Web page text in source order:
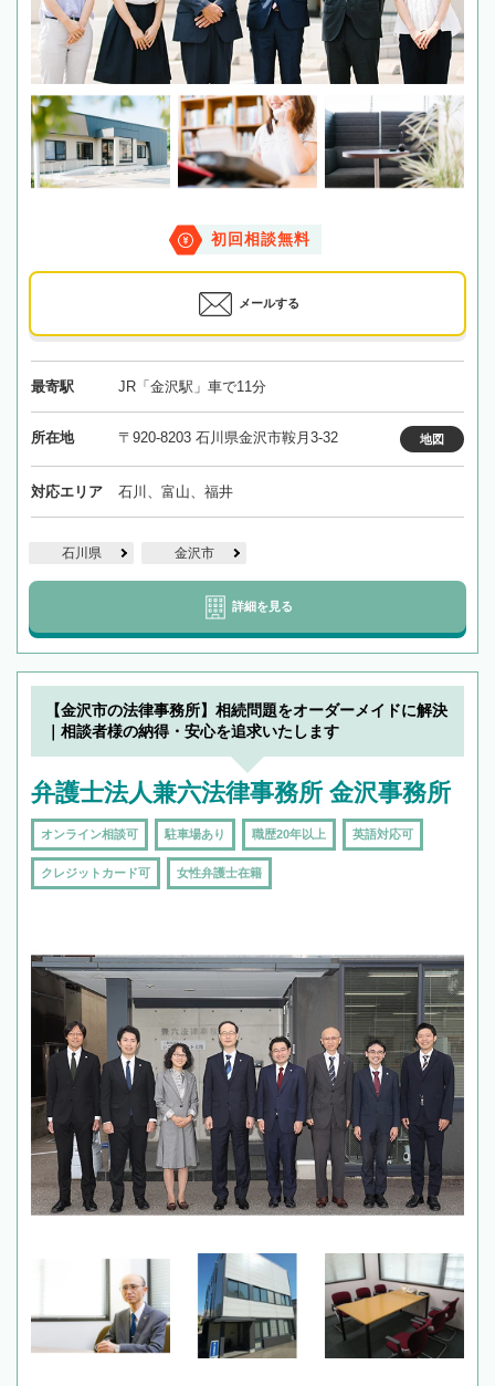
初回相談無料
メールする
最寄駅 JR「金沢駅」車で11分
所在地 〒920-8203 石川県金沢市鞍月3-32 地図
対応エリア 石川、富山、福井
石川県 金沢市
詳細を見る
【金沢市の法律事務所】相続問題をオーダーメイドに解決
｜相談者様の納得・安心を追求いたします
弁護士法人兼六法律事務所 金沢事務所
オンライン相談可 駐車場あり 職歴20年以上 英語対応可
クレジットカード可 女性弁護士在籍